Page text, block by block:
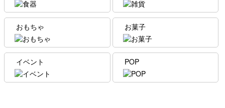
おもちゃ お菓子
イベント POP